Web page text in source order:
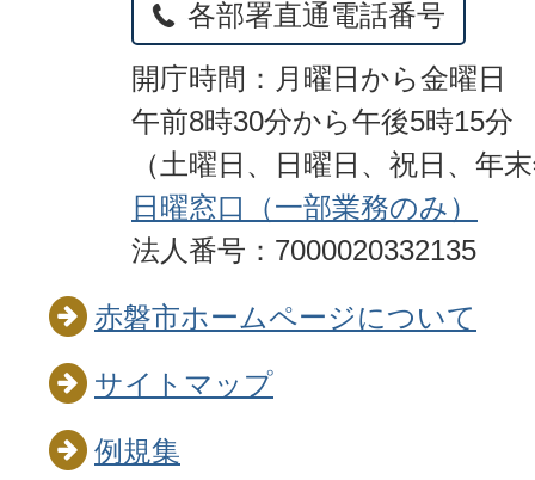
各部署直通電話番号
開庁時間：月曜日から金曜日
午前8時30分から午後5時15分
（土曜日、日曜日、祝日、年
日曜窓口（一部業務のみ）
法人番号：7000020332135
赤磐市ホームページについて
サイトマップ
例規集